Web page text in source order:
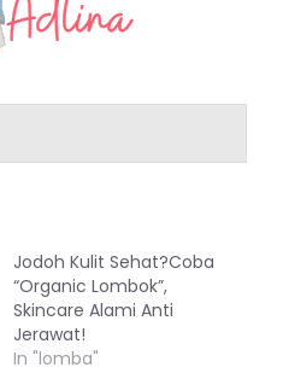
Jodoh Kulit Sehat?Coba
“Organic Lombok”,
Skincare Alami Anti
Jerawat!
In "lomba"